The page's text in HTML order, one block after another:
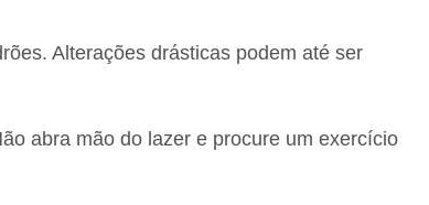
Alterações drásticas podem até ser
abra mão do lazer e procure um exercício